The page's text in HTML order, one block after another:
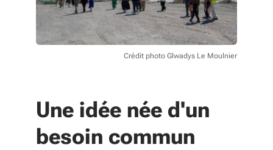
Crédit photo Glwadys Le Moulnier
Une idée née d'un
besoin commun